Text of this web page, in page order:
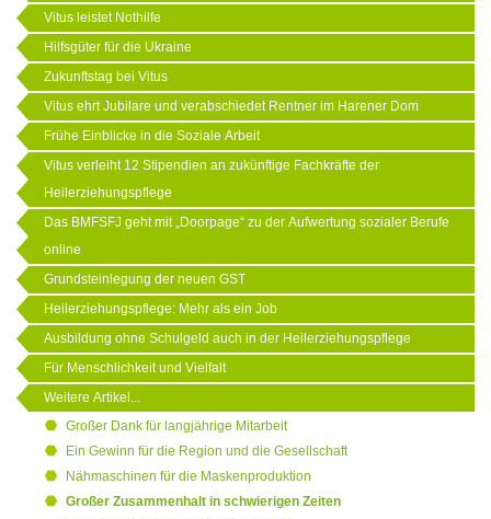
Vitus leistet Nothilfe
Hilfsgüter für die Ukraine
Zukunftstag bei Vitus
Vitus ehrt Jubilare und verabschiedet Rentner im Harener Dom
Frühe Einblicke in die Soziale Arbeit
Vitus verleiht 12 Stipendien an zukünftige Fachkräfte der
Heilerziehungspflege
Das BMFSFJ geht mit „Doorpage“ zu der Aufwertung sozialer Berufe
online
Grundsteinlegung der neuen GST
Heilerziehungspflege: Mehr als ein Job
Ausbildung ohne Schulgeld auch in der Heilerziehungspflege
Für Menschlichkeit und Vielfalt
Weitere Artikel...
Großer Dank für langjährige Mitarbeit
Ein Gewinn für die Region und die Gesellschaft
Nähmaschinen für die Maskenproduktion
Großer Zusammenhalt in schwierigen Zeiten